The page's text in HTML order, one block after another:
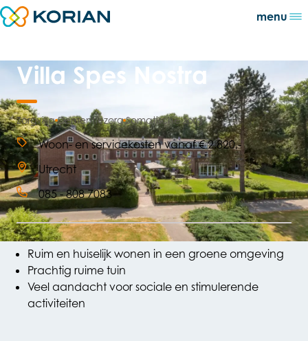
Direct naar content
Terug naar de startpagina
menu
Villa Spes Nostra
Zorgvilla Dementiezorg Somatische zorg
Woon- en servicekosten vanaf € 2.820,-
Utrecht
085 - 808 7083
Ruim en huiselijk wonen in een groene omgeving
Prachtig ruime tuin
Veel aandacht voor sociale en stimulerende
activiteiten
Open de lightbox